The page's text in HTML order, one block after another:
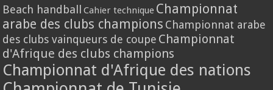
Beach handball Cahier technique Championnat
arabe des clubs champions Championnat arabe
des clubs vainqueurs de coupe Championnat
d'Afrique des clubs champions
Championnat d'Afrique des nations